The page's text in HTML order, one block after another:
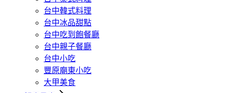
台中韓式料理
台中冰品甜點
台中吃到飽餐廳
台中親子餐廳
台中小吃
豐原廟東小吃
大甲美食